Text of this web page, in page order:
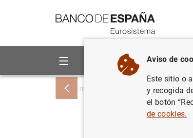
Sobre el Banco
Inicio Noticias y eventos
Aviso de
Este sitio o
y recogida
el botón
de cookies.